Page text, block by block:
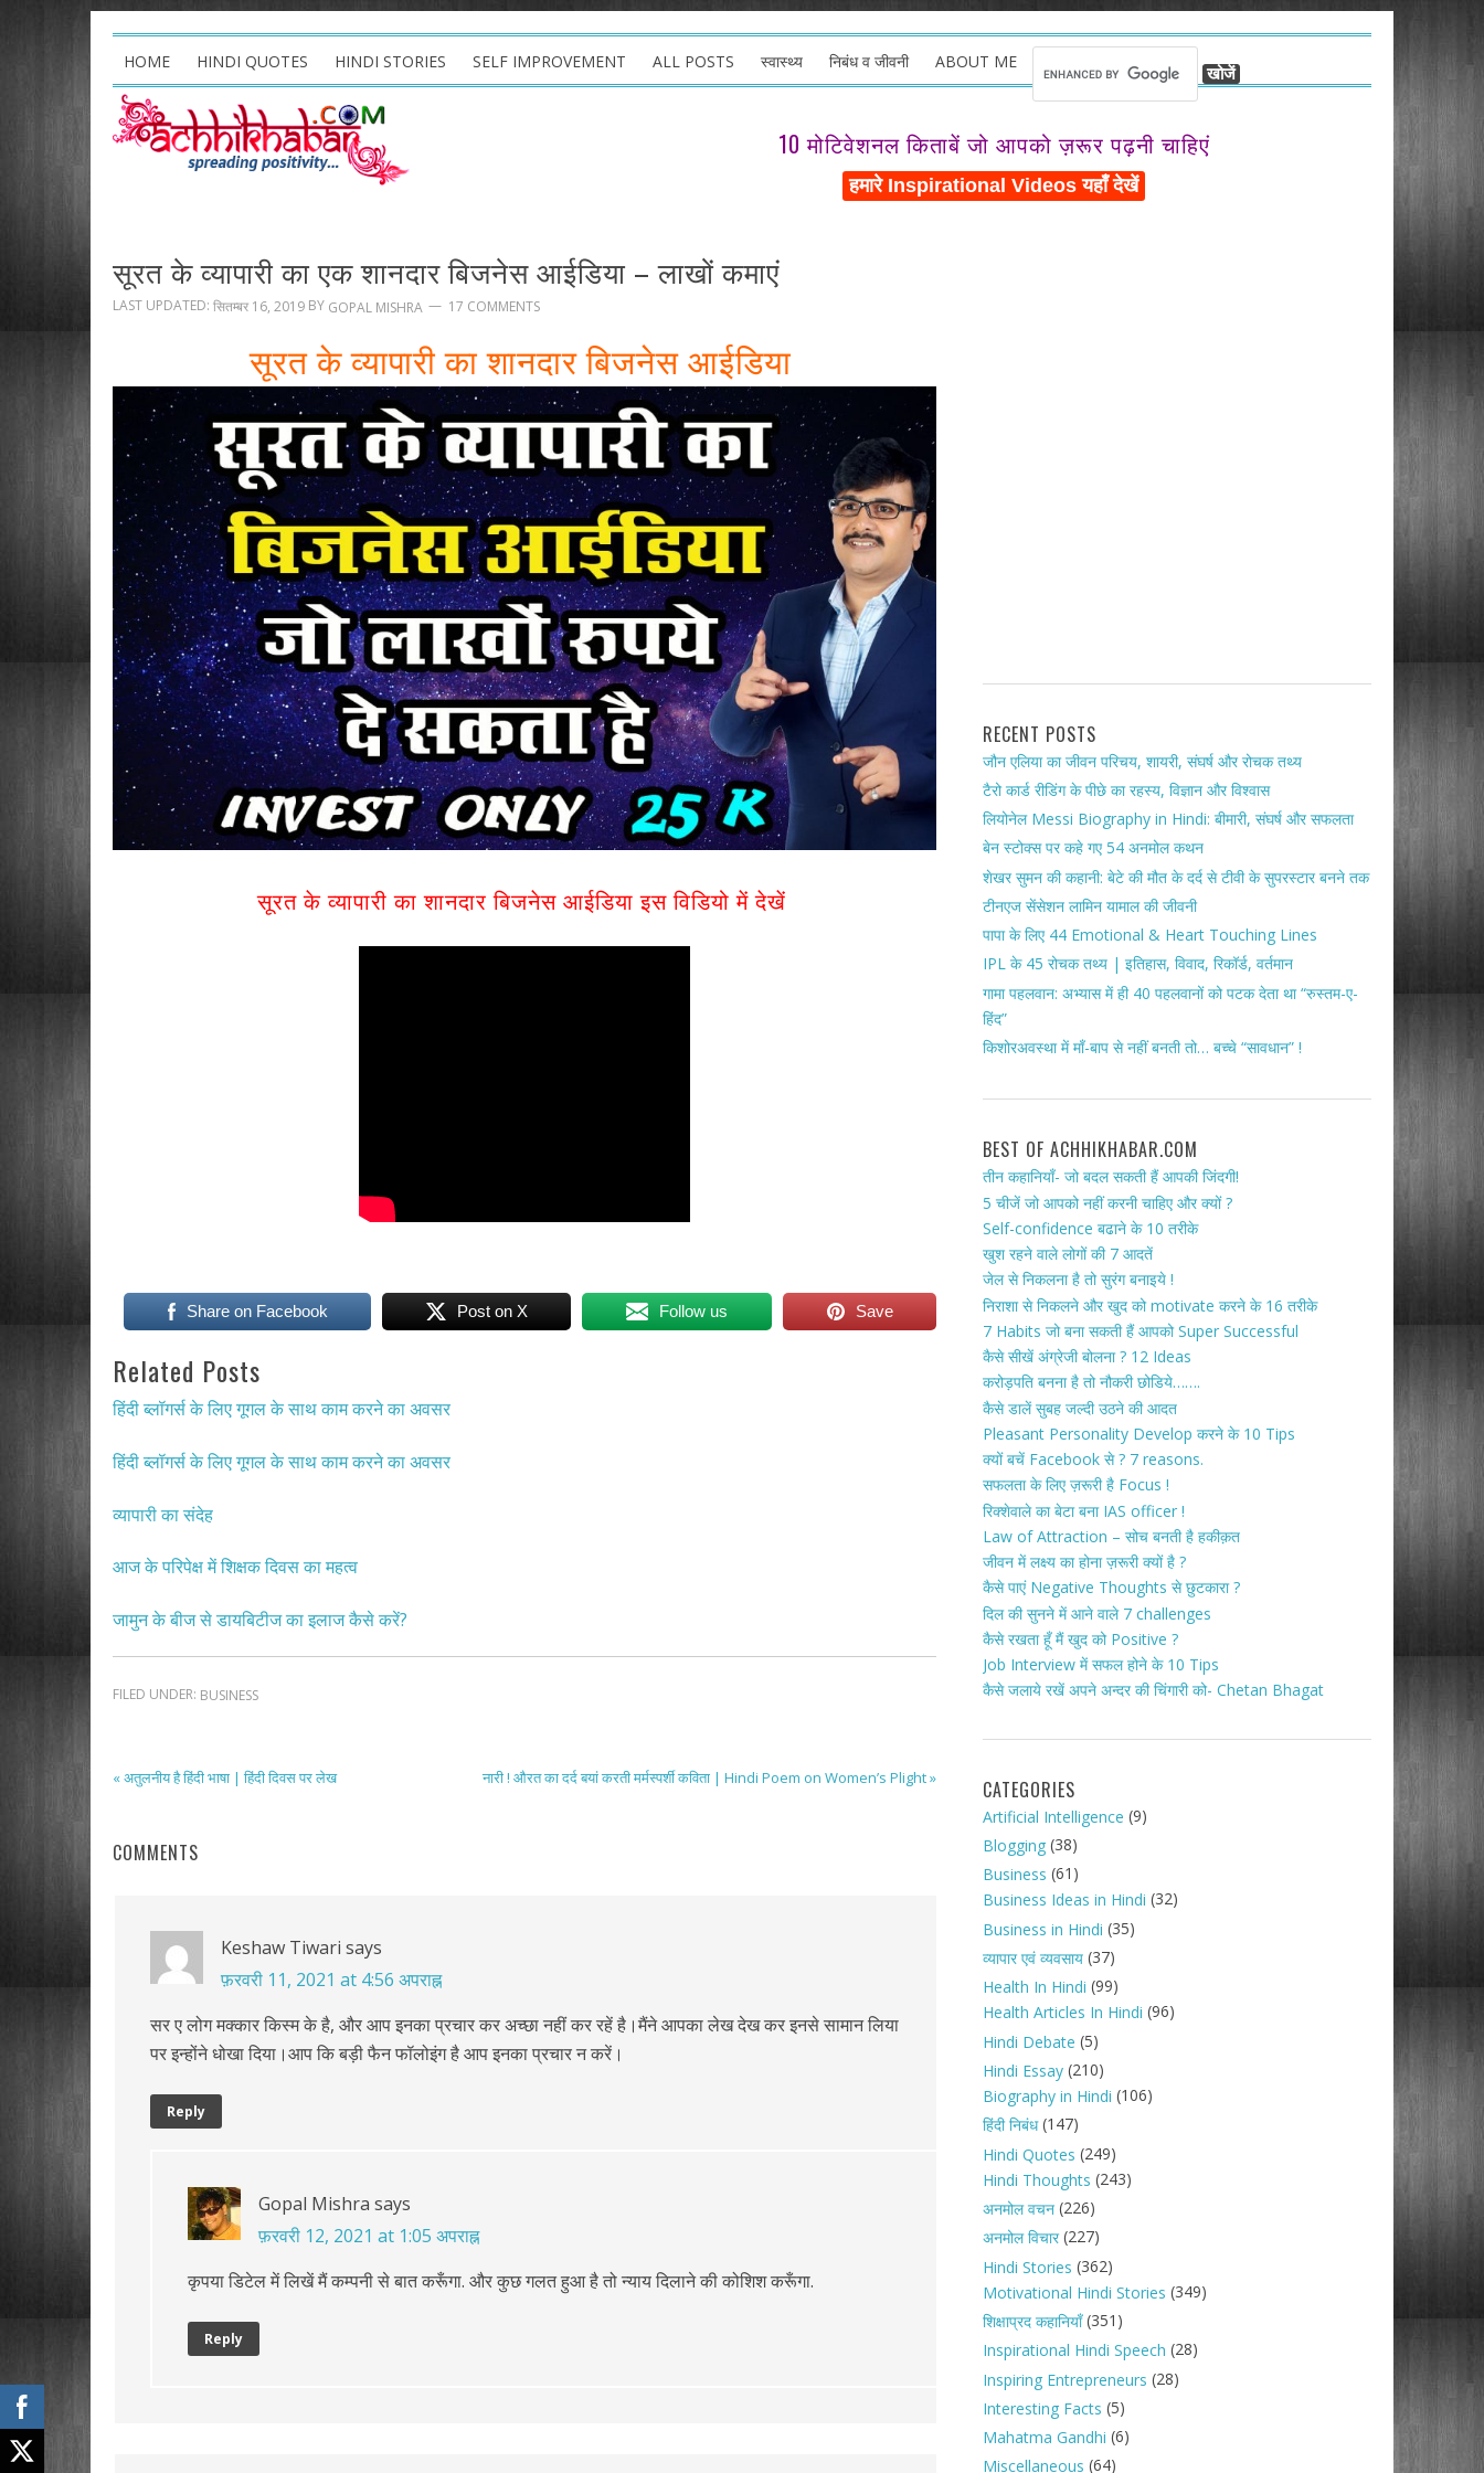
HOME HINDI QUOTES HINDI STORIES SELF IMPROVEMENT ALL POSTS स्वास्थ्य निबंध व जीवनी ABOUT ME
10 मोटिवेशनल किताबें जो आपको ज़रूर पढ़नी चाहिएं
सूरत के व्यापारी का एक शानदार बिजनेस आईडिया – लाखों कमाएं
LAST UPDATED: सितम्बर 16, 2019 BY GOPAL MISHRA 17 COMMENTS
सूरत के व्यापारी का शानदार बिजनेस आईडिया
सूरत के व्यापारी का शानदार बिजनेस आईडिया इस विडियो में देखें
Share on Facebook Post on X Follow us Save
Related Posts
हिंदी ब्लॉगर्स के लिए गूगल के साथ काम करने का अवसर
हिंदी ब्लॉगर्स के लिए गूगल के साथ काम करने का अवसर
व्यापारी का संदेह
आज के परिपेक्ष में शिक्षक दिवस का महत्व
जामुन के बीज से डायबिटीज का इलाज कैसे करें?
FILED UNDER: BUSINESS
« अतुलनीय है हिंदी भाषा | हिंदी दिवस पर लेख नारी ! औरत का दर्द बयां करती मर्मस्पर्शी कविता | Hindi Poem on Women’s Plight »
COMMENTS
Keshaw Tiwari says
फ़रवरी 11, 2021 at 4:56 अपराह्न
सर ए लोग मक्कार किस्म के है, और आप इनका प्रचार कर अच्छा नहीं कर रहें है।मैंने आपका लेख देख कर इनसे सामान लिया
पर इन्होंने धोखा दिया।आप कि बड़ी फैन फॉलोइंग है आप इनका प्रचार न करें।
Reply
Gopal Mishra says
फ़रवरी 12, 2021 at 1:05 अपराह्न
कृपया डिटेल में लिखें मैं कम्पनी से बात करूँगा. और कुछ गलत हुआ है तो न्याय दिलाने की कोशिश करूँगा.
Reply
RECENT POSTS
जौन एलिया का जीवन परिचय, शायरी, संघर्ष और रोचक तथ्य
टैरो कार्ड रीडिंग के पीछे का रहस्य, विज्ञान और विश्वास
लियोनेल Messi Biography in Hindi: बीमारी, संघर्ष और सफलता
बेन स्टोक्स पर कहे गए 54 अनमोल कथन
शेखर सुमन की कहानी: बेटे की मौत के दर्द से टीवी के सुपरस्टार बनने तक
टीनएज सेंसेशन लामिन यामाल की जीवनी
पापा के लिए 44 Emotional & Heart Touching Lines
IPL के 45 रोचक तथ्य | इतिहास, विवाद, रिकॉर्ड, वर्तमान
गामा पहलवान: अभ्यास में ही 40 पहलवानों को पटक देता था “रुस्तम-ए-
हिंद”
किशोरअवस्था में माँ-बाप से नहीं बनती तो… बच्चे “सावधान” !
BEST OF ACHHIKHABAR.COM
तीन कहानियाँ- जो बदल सकती हैं आपकी जिंदगी!
5 चीजें जो आपको नहीं करनी चाहिए और क्यों ?
Self-confidence बढाने के 10 तरीके
खुश रहने वाले लोगों की 7 आदतें
जेल से निकलना है तो सुरंग बनाइये !
निराशा से निकलने और खुद को motivate करने के 16 तरीके
7 Habits जो बना सकती हैं आपको Super Successful
कैसे सीखें अंग्रेजी बोलना ? 12 Ideas
करोड़पति बनना है तो नौकरी छोडिये…….
कैसे डालें सुबह जल्दी उठने की आदत
Pleasant Personality Develop करने के 10 Tips
क्यों बचें Facebook से ? 7 reasons.
सफलता के लिए ज़रूरी है Focus !
रिक्शेवाले का बेटा बना IAS officer !
Law of Attraction – सोच बनती है हकीक़त
जीवन में लक्ष्य का होना ज़रूरी क्यों है ?
कैसे पाएं Negative Thoughts से छुटकारा ?
दिल की सुनने में आने वाले 7 challenges
कैसे रखता हूँ मैं खुद को Positive ?
Job Interview में सफल होने के 10 Tips
कैसे जलाये रखें अपने अन्दर की चिंगारी को- Chetan Bhagat
CATEGORIES
Artificial Intelligence (9)
Blogging(38)
Business (61)
Business Ideas in Hindi (32)
Business in Hindi (35)
व्यापार एवं व्यवसाय(37)
Health In Hindi (99)
Health Articles In Hindi (96)
Hindi Debate (5)
Hindi Essay(210)
Biography in Hindi (106)
हिंदी निबंध(147)
Hindi Quotes (249)
Hindi Thoughts (243)
अनमोल वचन(226)
अनमोल विचार(227)
Hindi Stories (362)
Motivational Hindi Stories (349)
शिक्षाप्रद कहानियाँ(351)
Inspirational Hindi Speech (28)
Inspiring Entrepreneurs (28)
Interesting Facts (5)
Mahatma Gandhi (6)
Miscellaneous (64)